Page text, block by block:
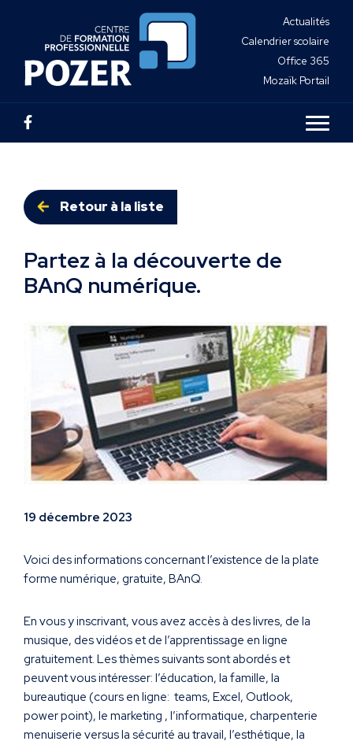
Actualités
Calendrier scolaire
Office 365
Mozaïk Portail
Retour à la liste
Partez à la découverte de
BAnQ numérique.
19 décembre 2023
Voici des informations concernant l’existence de la plate
forme numérique, gratuite, BAnQ.
En vous y inscrivant, vous avez accès à des livres, de la
musique, des vidéos et de l’apprentissage en ligne
gratuitement. Les thèmes suivants sont abordés et
peuvent vous intéresser: l’éducation, la famille, la
bureautique (cours en ligne: teams, Excel, Outlook,
power point), le marketing , l’informatique, charpenterie
menuiserie versus la sécurité au travail, l’esthétique, la